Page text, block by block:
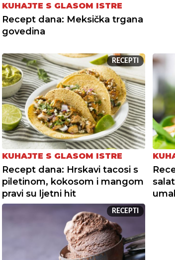
KUHAJTE S GLASOM ISTRE
Recept dana: Meksička trgana
govedina
RECEPTI
KUHAJTE S GLASOM ISTRE
Recept dana: Hrskavi tacosi s
piletinom, kokosom i mangom
pravi su ljetni hit
RECEPTI